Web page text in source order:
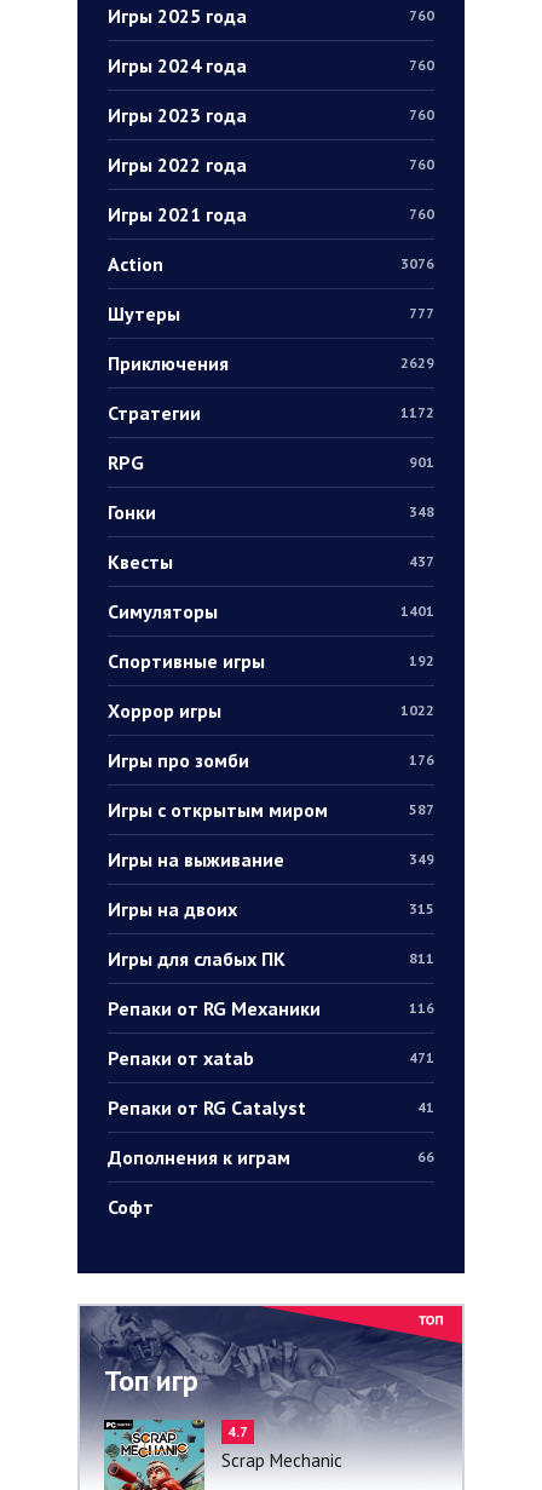
Игры 2025 года 760
Игры 2024 года 760
Игры 2023 года 760
Игры 2022 года 760
Игры 2021 года 760
Action 3076
Шутеры 777
Приключения 2629
Стратегии 1172
RPG 901
Гонки 348
Квесты 437
Симуляторы 1401
Спортивные игры 192
Хоррор игры 1022
Игры про зомби 176
Игры с открытым миром 587
Игры на выживание 349
Игры на двоих 315
Игры для слабых ПК 811
Репаки от RG Механики 116
Репаки от xatab 471
Репаки от RG Catalyst 41
Дополнения к играм 66
Софт
Топ игр
4.7
Scrap Mechanic